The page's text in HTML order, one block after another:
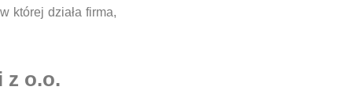
której działa firma,
z o.o.